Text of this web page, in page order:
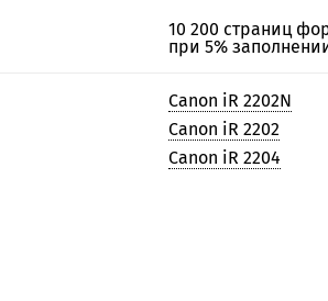
10 200 страниц
при 5%
Canon iR 2202N
Canon iR 2202
Canon iR 2204